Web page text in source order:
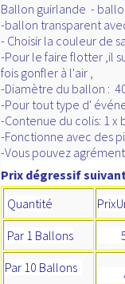
Ballon guirlande -
-ballon transparent
- Choisir la couleur de
-Pour le faire flotter ,il
fois gonfler à l'air ,
-Diamètre du ballon :
-Pour tout type d'
-Contenue du colis: 1 x
-Fonctionne avec des
-Vous pouvez
Prix dégressif
Quantité
Par 1 Ballons
Par 10 Ballons